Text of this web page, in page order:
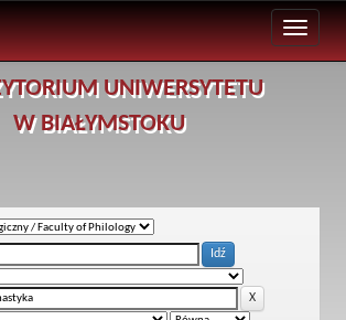
UNIWERSYTETU
W BIAŁYMSTOKU